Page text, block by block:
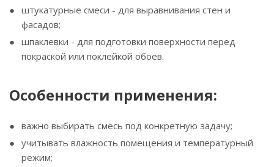
штукатурные смеси - для выравнивания стен и
фасадов;
шпаклевки - для подготовки поверхности перед
покраской или поклейкой обоев.
Особенности применения:
важно выбирать смесь под конкретную задачу;
учитывать влажность помещения и температурный
режим;